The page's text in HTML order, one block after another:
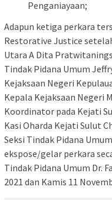
Penganiayaan;
Adapun ketiga perkara
Restorative Justice
Utara A Dita
Tindak Pidana Umum
Kejaksaan Negeri
Kepala Kejaksaan Negeri
Koordinator pada Kejati
Kasi Oharda Kejati Sulut
Seksi Tindak Pidana
ekspose/gelar perkara
Tindak Pidana Umum Dr.
2021 dan Kamis 11